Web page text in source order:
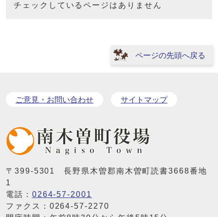
チェックしているページはありません
ページの先頭へ戻る
ご意見・お問い合わせ サイトマップ
〒399-5301 長野県木曽郡南木曽町読書3668番地
1
電話： 0264-57-2001
ファクス：0264-57-2270